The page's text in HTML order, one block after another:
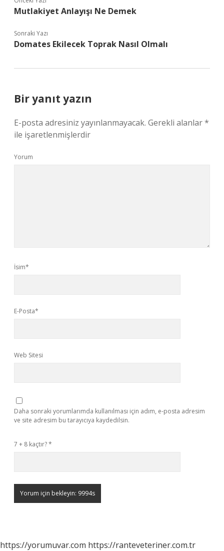
Mutlakiyet Anlayışı Ne Demek
Sonraki Yazı
Domates Ekilecek Toprak Nasıl Olmalı
Bir yanıt yazın
E-posta adresiniz yayınlanmayacak. Gerekli alanlar*
ile işaretlenmişlerdir
Yorum
İsim*
E-Posta*
Web Sitesi
Daha sonraki yorumlarımda kullanılması için adım, e-posta adresim
ve site adresim bu tarayıcıya kaydedilsin.
7 + 8 kaçtır?*
https://yorumuvar.com https://ranteveteriner.com.tr